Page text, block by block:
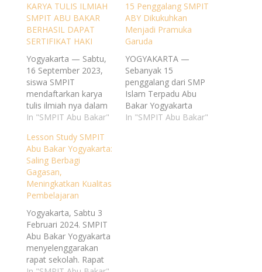
KARYA TULIS ILMIAH
SMPIT ABU BAKAR
BERHASIL DAPAT
SERTIFIKAT HAKI
Yogyakarta — Sabtu,
16 September 2023,
siswa SMPIT
mendaftarkan karya
tulis ilmiah nya dalam
pencatatan kekayaan
produk yang berjudul:
Health Serum: Serum
Ekstrak Daun Kelor
Terintegrasi Andaliman
Antioxidant Solusi
Pencerah Alami dan
Penuaan Dini. Karya
tersebut merupakan
karya siswa SMPIT
Abu Bakar Yogyakarta
yaitu: Muhammad
Azmi Fadhil dan…
In "SMPIT Abu Bakar"
15 Penggalang SMPIT
ABY Dikukuhkan
Menjadi Pramuka
Garuda
YOGYAKARTA —
Sebanyak 15
penggalang dari SMP
Islam Terpadu Abu
Bakar Yogyakarta
ABY) dikukuhkan
In "SMPIT Abu Bakar"
Lesson Study SMPIT
Abu Bakar Yogyakarta:
Saling Berbagi
Gagasan,
Meningkatkan Kualitas
Pembelajaran
Yogyakarta, Sabtu 3
Februari 2024. SMPIT
Abu Bakar Yogyakarta
menyelenggarakan
rapat sekolah. Rapat